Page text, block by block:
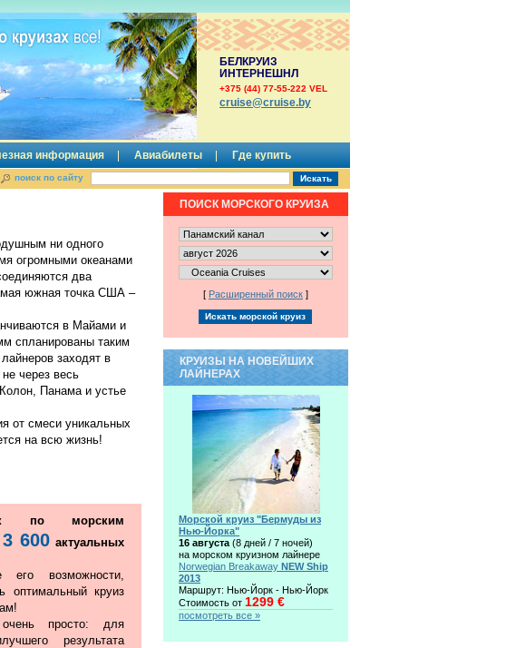
БЕЛКРУИЗ
ИНТЕРНЕШНЛ
+375 (44) 77-55-222 VEL
сruise@cruise.by
информация Авиабилеты Где купить
поиск по сайту
ни одного
огромными океанами
два
южная точка США –
в Майами и
спланированы таким
заходят в
через весь
Панама и устье
от смеси уникальных
на всю жизнь!
по морским
3 600актуальных
его возможности,
оптимальный круиз
просто: для
результата
ПОИСК МОРСКОГО КРУИЗА
[ Расширенный поиск ]
КРУИЗЫ НА НОВЕЙШИХ
ЛАЙНЕРАХ
Морской круиз "Бермуды из
Нью-Йорка"
16 августа (8 дней / 7 ночей)
на морском круизном лайнере
Norwegian Breakaway NEW Ship
2013
Маршрут: Нью-Йорк - Нью-Йорк
Стоимость от 1299 €
посмотреть все »